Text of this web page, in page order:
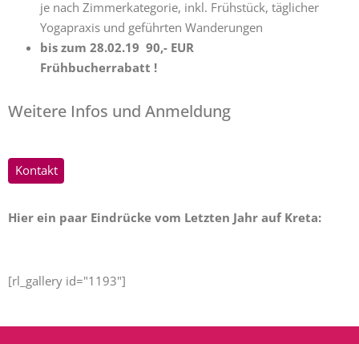
je nach Zimmerkategorie, inkl. Frühstück, täglicher
Yogapraxis und geführten Wanderungen
bis zum 28.02.19 90,- EUR
Frühbucherrabatt !
Weitere Infos und Anmeldung
Kontakt
Hier ein paar Eindrücke vom Letzten Jahr auf Kreta:
[rl_gallery id="1193"]